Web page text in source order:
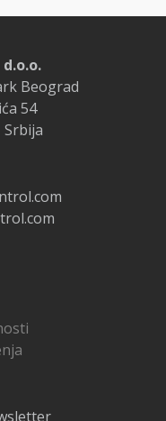
Beograd
54